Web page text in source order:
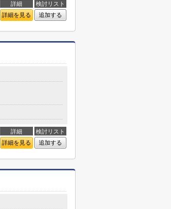
詳細
検討リスト
詳細を見る 追加する
詳細
検討リスト
詳細を見る 追加する